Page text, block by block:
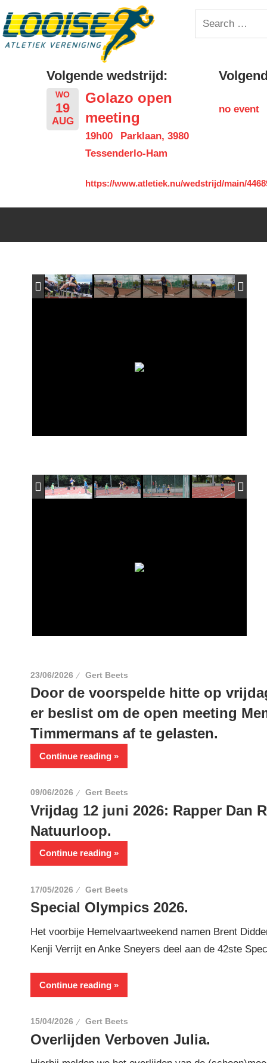
to
content
Looise
Search
for:
Volgende wedstrijd:
WO
19
AUG
Golazo open
meeting
19h00
Parklaan, 3980
Tessenderlo-Ham
https://www.atletiek.nu/wedstrijd/main/
no event
23/06/2026 Gert Beets
Door de voorspelde hitte op
er beslist om de open meeting
Timmermans af te gelasten.
Continue reading
09/06/2026 Gert Beets
Vrijdag 12 juni 2026: Rapper Dan
Natuurloop.
Continue reading
17/05/2026 Gert Beets
Special Olympics 2026.
Het voorbije Hemelvaartweekend namen Brent
Kenji Verrijt en Anke Sneyers deel aan de 42ste
Continue reading
15/04/2026 Gert Beets
Overlijden Verboven Julia.